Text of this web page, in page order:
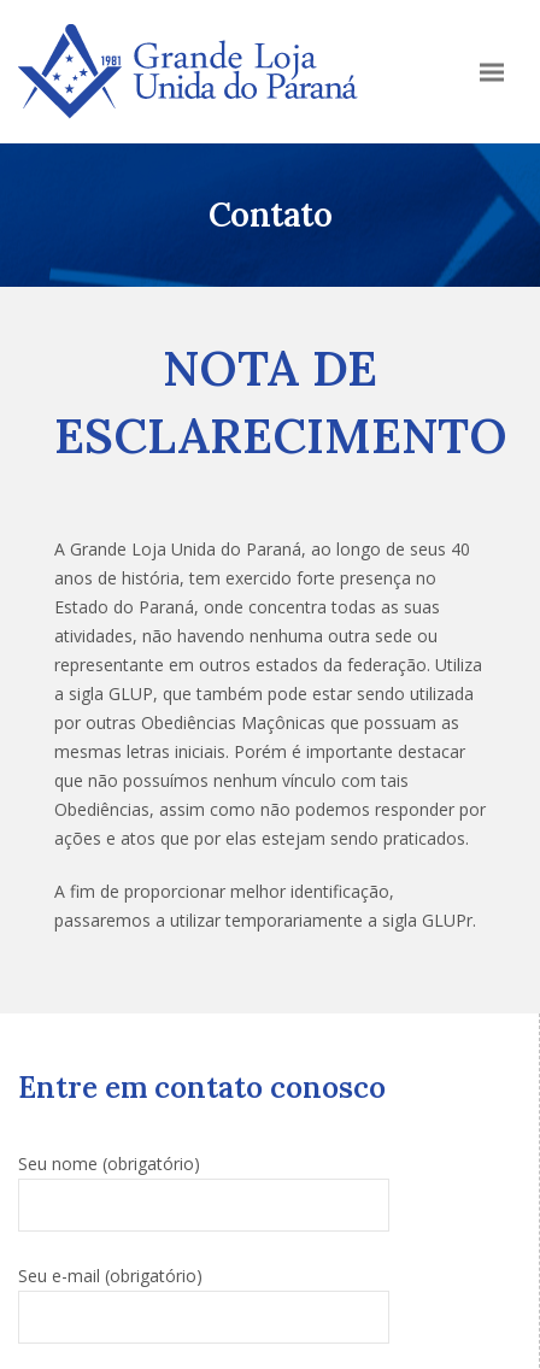
Contato
NOTA DE
ESCLARECIMENTO
A Grande Loja Unida do Paraná, ao longo de seus 40
anos de história, tem exercido forte presença no
Estado do Paraná, onde concentra todas as suas
atividades, não havendo nenhuma outra sede ou
representante em outros estados da federação. Utiliza
a sigla GLUP, que também pode estar sendo utilizada
por outras Obediências Maçônicas que possuam as
mesmas letras iniciais. Porém é importante destacar
que não possuímos nenhum vínculo com tais
Obediências, assim como não podemos responder por
ações e atos que por elas estejam sendo praticados.
A fim de proporcionar melhor identificação,
passaremos a utilizar temporariamente a sigla GLUPr.
Entre em contato conosco
Seu nome (obrigatório)
Seu e-mail (obrigatório)